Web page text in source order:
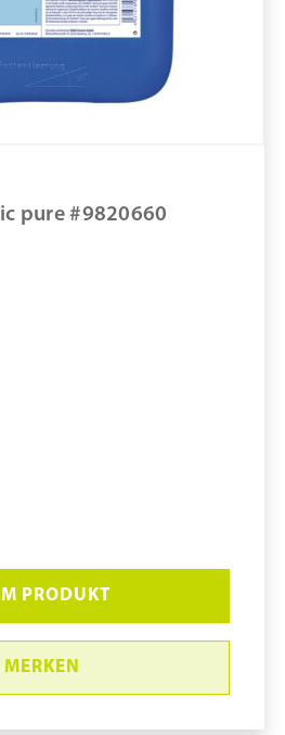
Behälterform: Flasche
IPA70% (Handschuh-Desk.)
#101104905
MERKEN
pure #9820660
PRODUKT
MERKEN